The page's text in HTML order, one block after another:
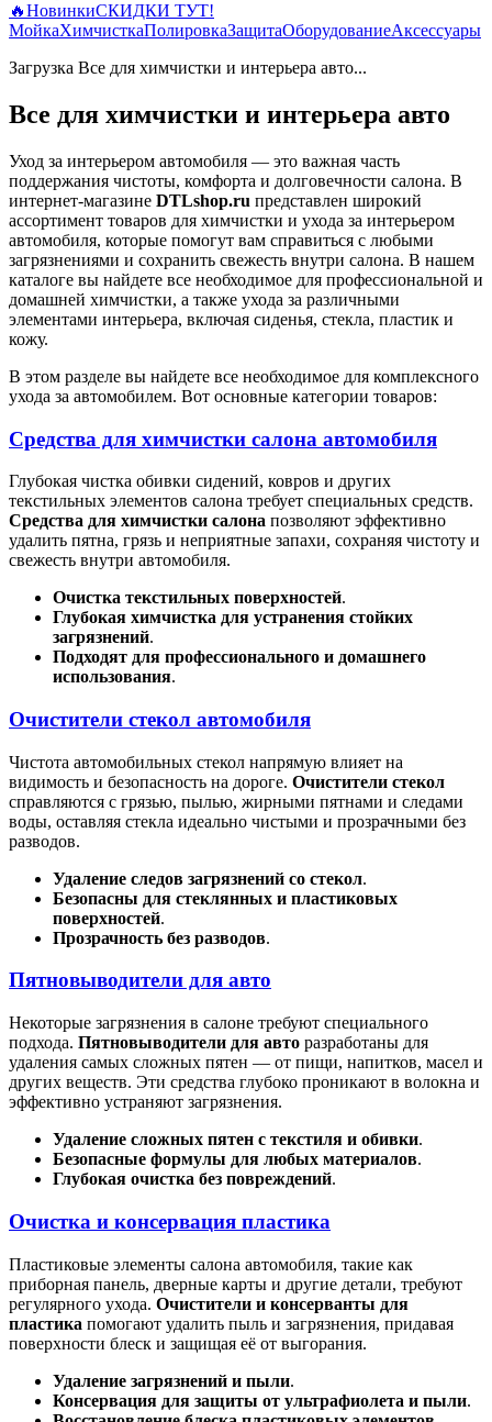
🔥НовинкиСКИДКИ ТУТ!
МойкаХимчисткаПолировкаЗащитаОборудованиеАксессуары
Загрузка Все для химчистки и интерьера авто...
Все для химчистки и интерьера авто
Уход за интерьером автомобиля — это важная часть
поддержания чистоты, комфорта и долговечности салона. В
интернет-магазине DTLshop.ru представлен широкий
ассортимент товаров для химчистки и ухода за интерьером
автомобиля, которые помогут вам справиться с любыми
загрязнениями и сохранить свежесть внутри салона. В нашем
каталоге вы найдете все необходимое для профессиональной и
домашней химчистки, а также ухода за различными
элементами интерьера, включая сиденья, стекла, пластик и
кожу.
В этом разделе вы найдете все необходимое для комплексного
ухода за автомобилем. Вот основные категории товаров:
Средства для химчистки салона автомобиля
Глубокая чистка обивки сидений, ковров и других
текстильных элементов салона требует специальных средств.
Средства для химчистки салона позволяют эффективно
удалить пятна, грязь и неприятные запахи, сохраняя чистоту и
свежесть внутри автомобиля.
Очистка текстильных поверхностей.
Глубокая химчистка для устранения стойких
загрязнений.
Подходят для профессионального и домашнего
использования.
Очистители стекол автомобиля
Чистота автомобильных стекол напрямую влияет на
видимость и безопасность на дороге. Очистители стекол
справляются с грязью, пылью, жирными пятнами и следами
воды, оставляя стекла идеально чистыми и прозрачными без
разводов.
Удаление следов загрязнений со стекол.
Безопасны для стеклянных и пластиковых
поверхностей.
Прозрачность без разводов.
Пятновыводители для авто
Некоторые загрязнения в салоне требуют специального
подхода. Пятновыводители для авто разработаны для
удаления самых сложных пятен — от пищи, напитков, масел и
других веществ. Эти средства глубоко проникают в волокна и
эффективно устраняют загрязнения.
Удаление сложных пятен с текстиля и обивки.
Безопасные формулы для любых материалов.
Глубокая очистка без повреждений.
Очистка и консервация пластика
Пластиковые элементы салона автомобиля, такие как
приборная панель, дверные карты и другие детали, требуют
регулярного ухода. Очистители и консерванты для
пластика помогают удалить пыль и загрязнения, придавая
поверхности блеск и защищая её от выгорания.
Удаление загрязнений и пыли.
Консервация для защиты от ультрафиолета и пыли.